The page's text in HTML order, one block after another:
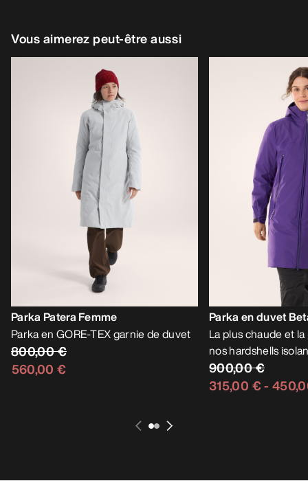
Vous aimerez peut-être aussi
Parka Patera Femme
Parka en GORE-TEX garnie de duvet
800,00 €
560,00 €
Parka en duvet
La plus chaude et
nos hardshells
900,00 €
315,00 €-